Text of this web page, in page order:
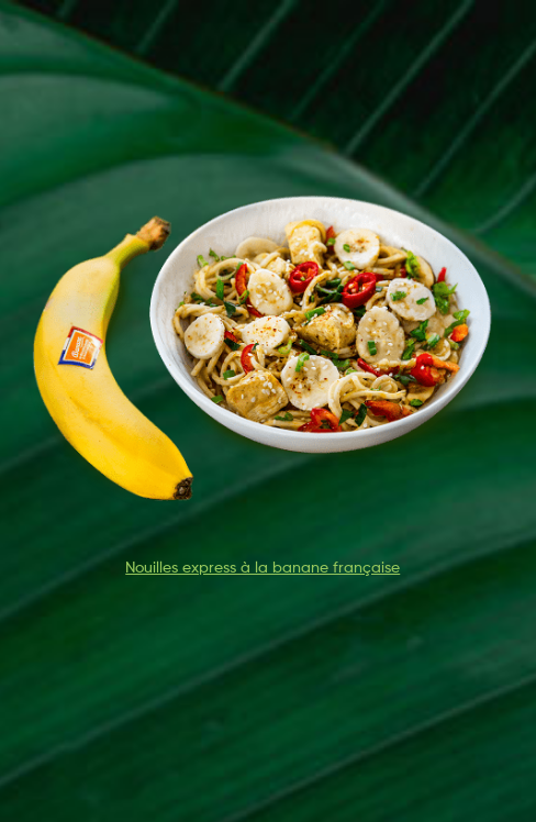
Nouilles express à la banane française